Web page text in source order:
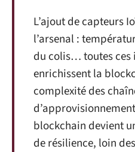
L’ajout de capteurs
l’arsenal :
du colis… toutes
enrichissent la
complexité des
blockchain devient
de résilience, loin